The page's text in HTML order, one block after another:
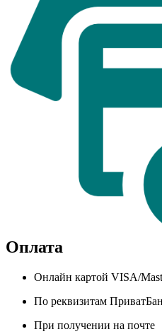
Оплата
Онлайн картой VISA/
По реквизитам
При получении на почте